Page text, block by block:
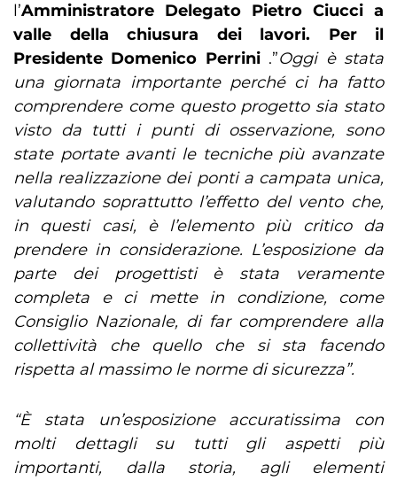
l’Amministratore Delegato Pietro Ciucci a
valle della chiusura dei lavori. Per il
Presidente Domenico Perrini.”Oggi è stata
una giornata importante perché ci ha fatto
comprendere come questo progetto sia stato
visto da tutti i punti di osservazione, sono
state portate avanti le tecniche più avanzate
nella realizzazione dei ponti a campata unica,
valutando soprattutto l’effetto del vento che,
in questi casi, è l’elemento più critico da
prendere in considerazione. L’esposizione da
parte dei progettisti è stata veramente
completa e ci mette in condizione, come
Consiglio Nazionale, di far comprendere alla
collettività che quello che si sta facendo
rispetta al massimo le norme di sicurezza”.
“È stata un’esposizione accuratissima con
molti dettagli su tutti gli aspetti più
importanti, dalla storia, agli elementi